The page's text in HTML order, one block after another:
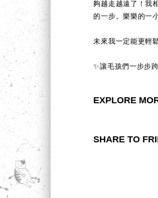
夠越走越遠了！我
的一步。樂樂的一
未來我一定能更輕
✨讓毛孩們一步步
EXPLORE
SHARE TO